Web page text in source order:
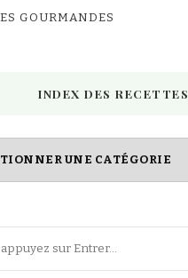
GOURMANDES
INDEX DES RECETTES